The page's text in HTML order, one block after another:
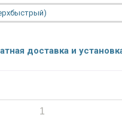
доставка и